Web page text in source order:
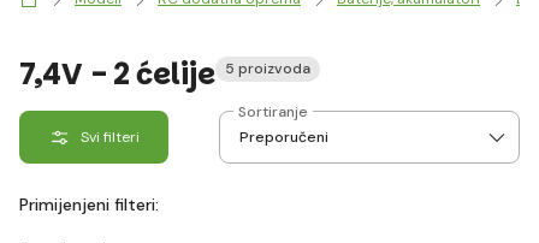
7,4V - 2 ćelije 5 proizvoda
Svi filteri
Sortiranje
Primijenjeni filteri: